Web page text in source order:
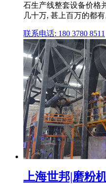
石生产线整套设备价格
几十万, 甚上百万的都有
联系电话: 180 3780 8511
上海世邦|磨粉